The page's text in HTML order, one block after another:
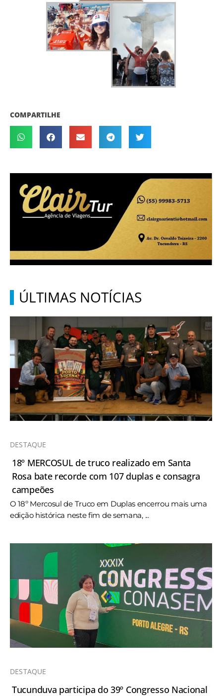
COMPARTILHE
ÚLTIMAS NOTÍCIAS
DESTAQUE
18º MERCOSUL de truco realizado em Santa
Rosa bate recorde com 107 duplas e consagra
campeões
O 18º Mercosul de Truco em Duplas encerrou mais uma
edição histórica neste fim de semana, ...
DESTAQUE
Tucunduva participa do 39º Congresso Nacional